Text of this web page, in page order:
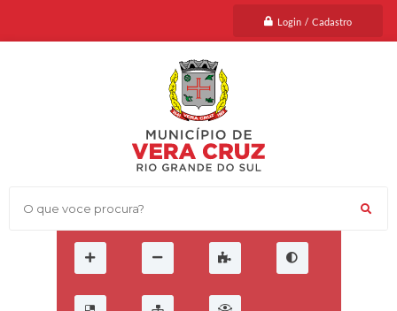
Login / Cadastro
O que voce procura?